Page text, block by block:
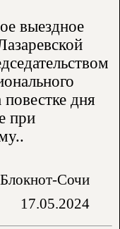
выездное
дня
при
Сочи
17.05.2024